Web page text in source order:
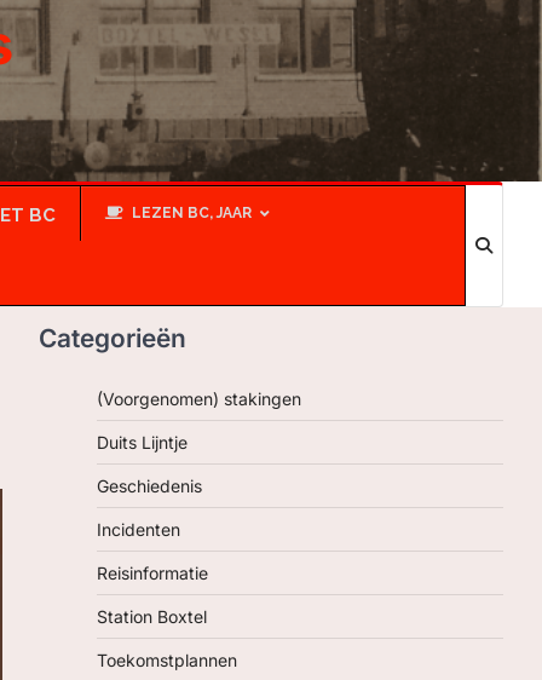
BC LEZEN BC, JAAR
Categorieën
(Voorgenomen) stakingen
Duits Lijntje
Geschiedenis
Incidenten
Reisinformatie
Station Boxtel
Toekomstplannen